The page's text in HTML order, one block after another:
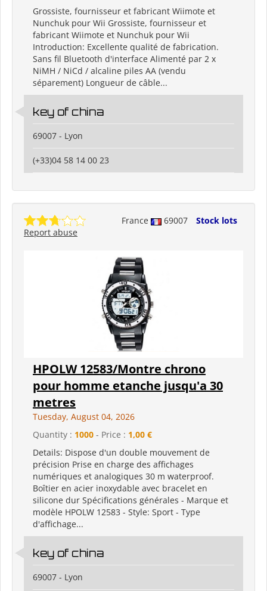
Grossiste, fournisseur et fabricant Wiimote et
Nunchuk pour Wii Grossiste, fournisseur et
fabricant Wiimote et Nunchuk pour Wii
Introduction: Excellente qualité de fabrication.
Sans fil Bluetooth d'interface Alimenté par 2 x
NiMH / NiCd / alcaline piles AA (vendu
séparement) Longueur de câble...
key of china
69007 - Lyon
(+33)04 58 14 00 23
France 69007
Stock lots
Report abuse
HPOLW 12583/Montre chrono
pour homme etanche jusqu'a 30
metres
Tuesday, August 04, 2026
Quantity : 1000 - Price : 1,00 €
Details: Dispose d'un double mouvement de
précision Prise en charge des affichages
numériques et analogiques 30 m waterproof.
Boîtier en acier inoxydable avec bracelet en
silicone dur Spécifications générales - Marque et
modèle HPOLW 12583 - Style: Sport - Type
d'affichage...
key of china
69007 - Lyon